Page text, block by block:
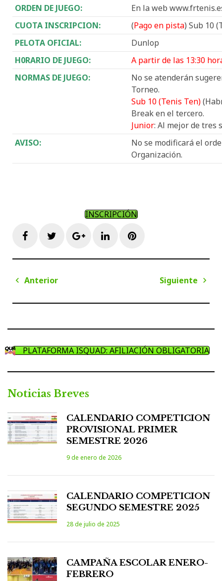
ORDEN DE JUEGO:
En la web
CUOTA INSCRIPCION:
(Pago en pista) Sub 10
PELOTA OFICIAL:
Dunlop
H0RARIO DE JUEGO:
A partir de las 13:30
NORMAS DE JUEGO:
No se atenderán
Torneo.
Sub 10 (Tenis Ten)
Break en el tercero.
Junior: Al mejor de tres
AVISO:
No se modificará el
Organización.
INSCRIPCIÓN
FacebookTwitterGoogle+LinkedInPinterest
Navegación
entradas
Anterior
Siguiente
PLATAFORMA ISQUAD: AFILIACIÓN OBLIGATORIA
Noticias Breves
CALENDARIO COMPETICION
PROVISIONAL PRIMER
SEMESTRE 2026
9 de enero de 2026
CALENDARIO COMPETICION
SEGUNDO SEMESTRE 2025
28 de julio de 2025
CAMPAÑA ESCOLAR ENERO-
FEBRERO